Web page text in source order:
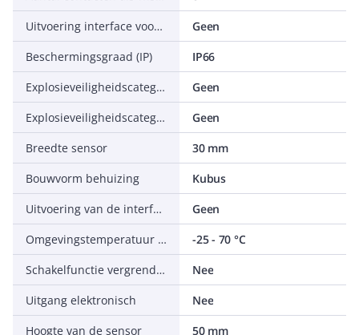
Uitvoering interface voor veiligheidscommunicatie
Geen
Beschermingsgraad (IP)
IP66
Explosieveiligheidscategorie voor gas
Geen
Explosieveiligheidscategorie voor stof
Geen
Breedte sensor
30 mm
Bouwvorm behuizing
Kubus
Uitvoering van de interface
Geen
Omgevingstemperatuur tijdens bedrijf
-25 - 70 °C
Schakelfunctie vergrendelend
Nee
Uitgang elektronisch
Nee
Hoogte van de sensor
50 mm